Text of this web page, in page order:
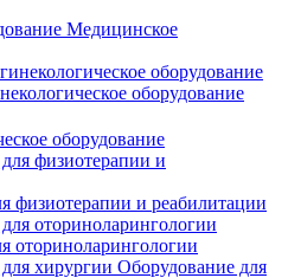
Медицинское
оборудование
оборудование
физиотерапии и реабилитации
оториноларингологии
Оборудование для